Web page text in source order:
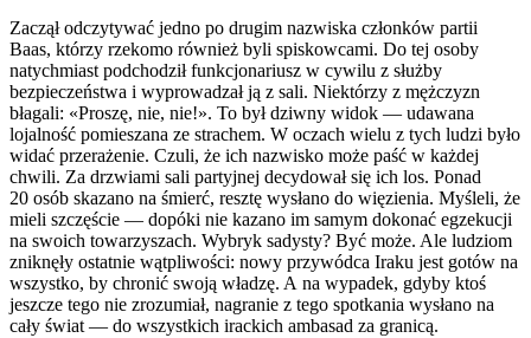
Zaczął odczytywać jedno po drugim nazwiska członków partii
Baas, którzy rzekomo również byli spiskowcami. Do tej osoby
natychmiast podchodził funkcjonariusz w cywilu z służby
bezpieczeństwa i wyprowadzał ją z sali. Niektórzy z mężczyzn
błagali: «Proszę, nie, nie!». To był dziwny widok — udawana
lojalność pomieszana ze strachem. W oczach wielu z tych ludzi było
widać przerażenie. Czuli, że ich nazwisko może paść w każdej
chwili. Za drzwiami sali partyjnej decydował się ich los. Ponad
20 osób skazano na śmierć, resztę wysłano do więzienia. Myśleli, że
mieli szczęście — dopóki nie kazano im samym dokonać egzekucji
na swoich towarzyszach. Wybryk sadysty? Być może. Ale ludziom
zniknęły ostatnie wątpliwości: nowy przywódca Iraku jest gotów na
wszystko, by chronić swoją władzę. A na wypadek, gdyby ktoś
jeszcze tego nie zrozumiał, nagranie z tego spotkania wysłano na
cały świat — do wszystkich irackich ambasad za granicą.